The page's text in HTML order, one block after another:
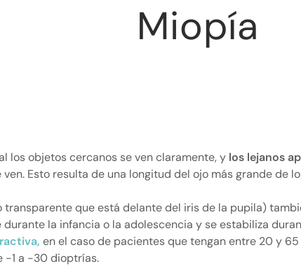
Miopía
los objetos cercanos se ven claramente, y los lejanos
Esto resulta de una longitud del ojo más grande de
transparente que está delante del iris de la pupila)
la infancia o la adolescencia y se estabiliza
en el caso de pacientes que tengan entre 20 y
-1 a -30 dioptrías.